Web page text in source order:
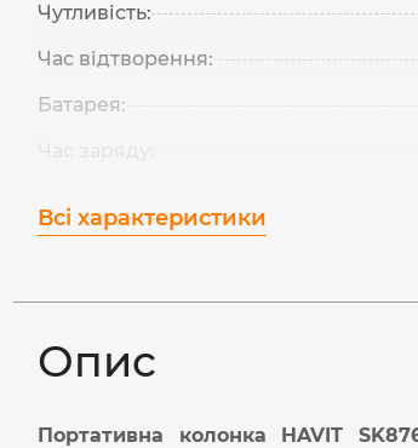
Чутливість:
Час відтворення:
Батарея:
Всі характеристики
Опис
Портативна колонка HAVIT